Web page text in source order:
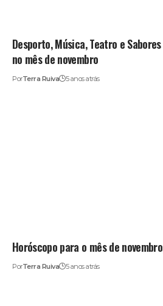
Desporto, Música, Teatro e
no mês de novembro
PorTerra Ruiva 5 anos atrás
Horóscopo para o mês de
PorTerra Ruiva 5 anos atrás